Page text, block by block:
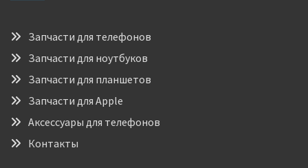
Запчасти для телефонов
Запчасти для ноутбуков
Запчасти для планшетов
Запчасти для Apple
Аксессуары для телефонов
Контакты